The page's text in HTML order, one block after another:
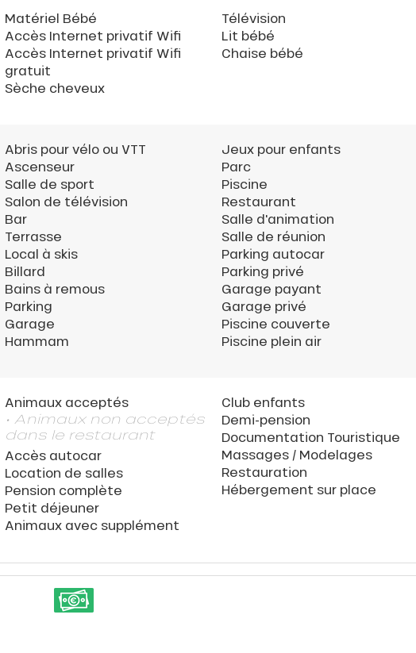
Matériel Bébé
Accès Internet privatif Wifi
Accès Internet privatif Wifi
gratuit
Sèche cheveux
Télévision
Lit bébé
Chaise bébé
Abris pour vélo ou VTT
Ascenseur
Salle de sport
Salon de télévision
Bar
Terrasse
Local à skis
Billard
Bains à remous
Parking
Garage
Hammam
Jeux pour enfants
Parc
Piscine
Restaurant
Salle d'animation
Salle de réunion
Parking autocar
Parking privé
Garage payant
Garage privé
Piscine couverte
Piscine plein air
Animaux acceptés
• Animaux non acceptés
dans le restaurant
Accès autocar
Location de salles
Pension complète
Petit déjeuner
Animaux avec supplément
Club enfants
Demi-pension
Documentation Touristique
Massages / Modelages
Restauration
Hébergement sur place